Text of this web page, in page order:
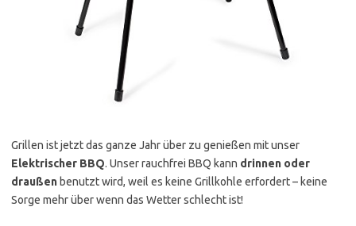
Grillen ist jetzt das ganze Jahr über zu genießen mit unser
Elektrischer BBQ. Unser rauchfrei BBQ kann drinnen oder
draußen benutzt wird, weil es keine Grillkohle erfordert – keine
Sorge mehr über wenn das Wetter schlecht ist!